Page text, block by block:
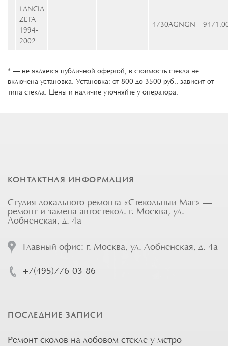
LANCIA
ZETA
1994-
2002
4730AGNGN
* — не является публичной офертой, в стоимость стекла не
включена установка. Установка: от 800 до 3500 руб., зависит от
типа стекла. Цены и наличие уточняйте у оператора.
КОНТАКТНАЯ ИНФОРМАЦИЯ
Студия локального ремонта «Стекольный Маг» —
ремонт и замена автостекол. г. Москва, ул.
Лобненская, д. 4а
Главный офис: г. Москва, ул. Лобненская, д. 4а
+7(495)776-03-86
ПОСЛЕДНИЕ ЗАПИСИ
Ремонт сколов на лобовом стекле у метро